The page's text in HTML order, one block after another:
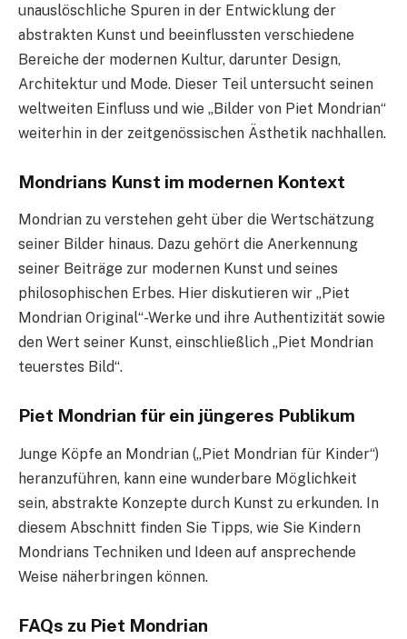
unauslöschliche Spuren in der Entwicklung der
abstrakten Kunst und beeinflussten verschiedene
Bereiche der modernen Kultur, darunter Design,
Architektur und Mode. Dieser Teil untersucht seinen
weltweiten Einfluss und wie „Bilder von Piet Mondrian“
weiterhin in der zeitgenössischen Ästhetik nachhallen.
Mondrians Kunst im modernen Kontext
Mondrian zu verstehen geht über die Wertschätzung
seiner Bilder hinaus. Dazu gehört die Anerkennung
seiner Beiträge zur modernen Kunst und seines
philosophischen Erbes. Hier diskutieren wir „Piet
Mondrian Original“-Werke und ihre Authentizität sowie
den Wert seiner Kunst, einschließlich „Piet Mondrian
teuerstes Bild“.
Piet Mondrian für ein jüngeres Publikum
Junge Köpfe an Mondrian („Piet Mondrian für Kinder“)
heranzuführen, kann eine wunderbare Möglichkeit
sein, abstrakte Konzepte durch Kunst zu erkunden. In
diesem Abschnitt finden Sie Tipps, wie Sie Kindern
Mondrians Techniken und Ideen auf ansprechende
Weise näherbringen können.
FAQs zu Piet Mondrian